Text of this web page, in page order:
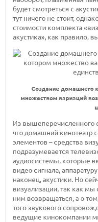
будет смотреться с
тут ничего не стоит,
стоимости комплекта
акустика», как правило,
Создание домашнего
множеством вариаций
Из вышеперечисленного
что домашний кинотеатр
элементов – средства
подразумевается
аудиосистемы, которые
видео сигнала,
наконец, акустики. Но
визуализации, так как
ним возвращаться, а о
того звукового
ведущие кинокомпании